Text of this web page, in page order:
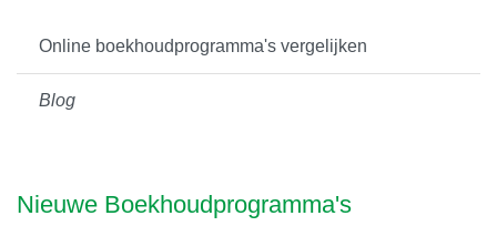
Online boekhoudprogramma's vergelijken
Blog
Nieuwe Boekhoudprogramma's